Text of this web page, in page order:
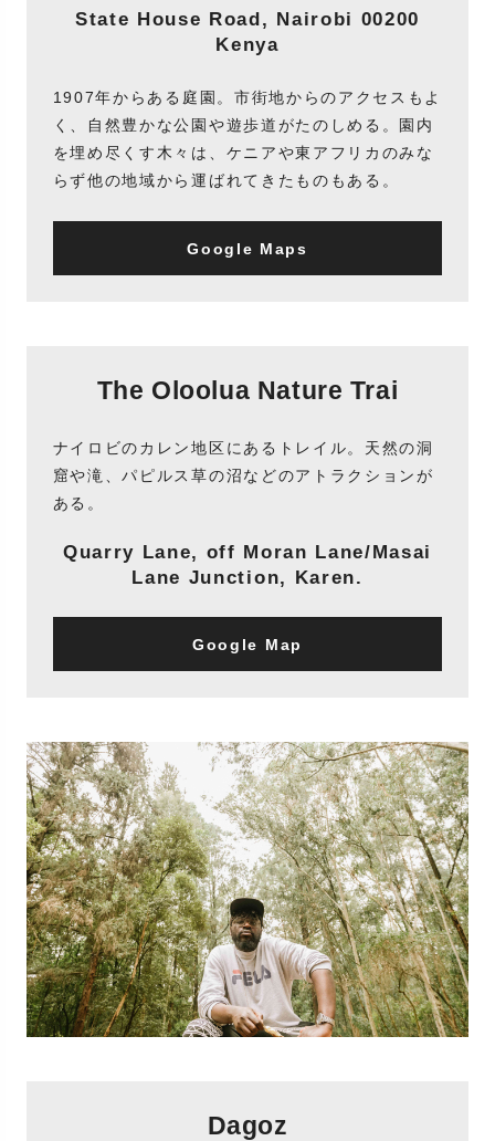
State House Road, Nairobi 00200
Kenya
1907年からある庭園。市街地からのアクセスもよ
く、自然豊かな公園や遊歩道がたのしめる。園内
を埋め尽くす木々は、ケニアや東アフリカのみな
らず他の地域から運ばれてきたものもある。
Google Maps
The Oloolua Nature Trai
ナイロビのカレン地区にあるトレイル。天然の洞
窟や滝、パピルス草の沼などのアトラクションが
ある。
Quarry Lane, off Moran Lane/Masai
Lane Junction, Karen.
Google Map
Dagoz